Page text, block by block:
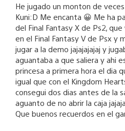
He jugado un monton de
Kuni:D Me encanta 😀 Me ha
del Final Fantasy X de Ps2,
en el Final Fantasy V de Psx y
jugar a la demo jajajajajaj y
aguantaba a que saliera y ahi
princesa a primera hora el dia
igual que con el Kingdom
consegui dos dias antes de la
aguanto de no abrir la caja
Que buenos recuerdos en el